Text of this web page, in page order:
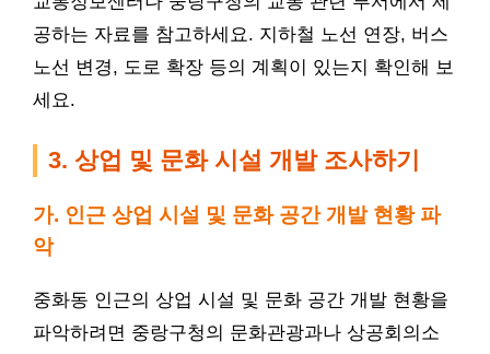
공하는 자료를 참고하세요. 지하철 노선 연장, 버스
노선 변경, 도로 확장 등의 계획이 있는지 확인해 보
세요.
3. 상업 및 문화 시설 개발 조사하기
가. 인근 상업 시설 및 문화 공간 개발 현황 파
악
중화동 인근의 상업 시설 및 문화 공간 개발 현황을
파악하려면 중랑구청의 문화관광과나 상공회의소